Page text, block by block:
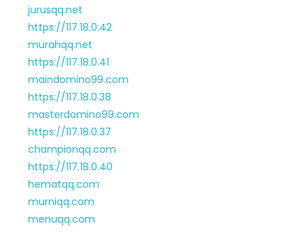
jurusqq.net
https://117.18.0.42
murahqq.net
https://117.18.0.41
maindomino99.com
https://117.18.0.38
masterdomino99.com
https://117.18.0.37
championqq.com
https://117.18.0.40
hematqq.com
murniqq.com
menuqq.com